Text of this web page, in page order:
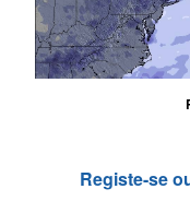
Registe-se